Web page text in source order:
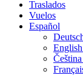
Traslados
Vuelos
Español
English
Čeština